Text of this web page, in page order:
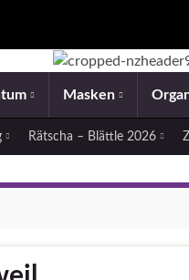
Masken
Rätscha – Blättle 2026